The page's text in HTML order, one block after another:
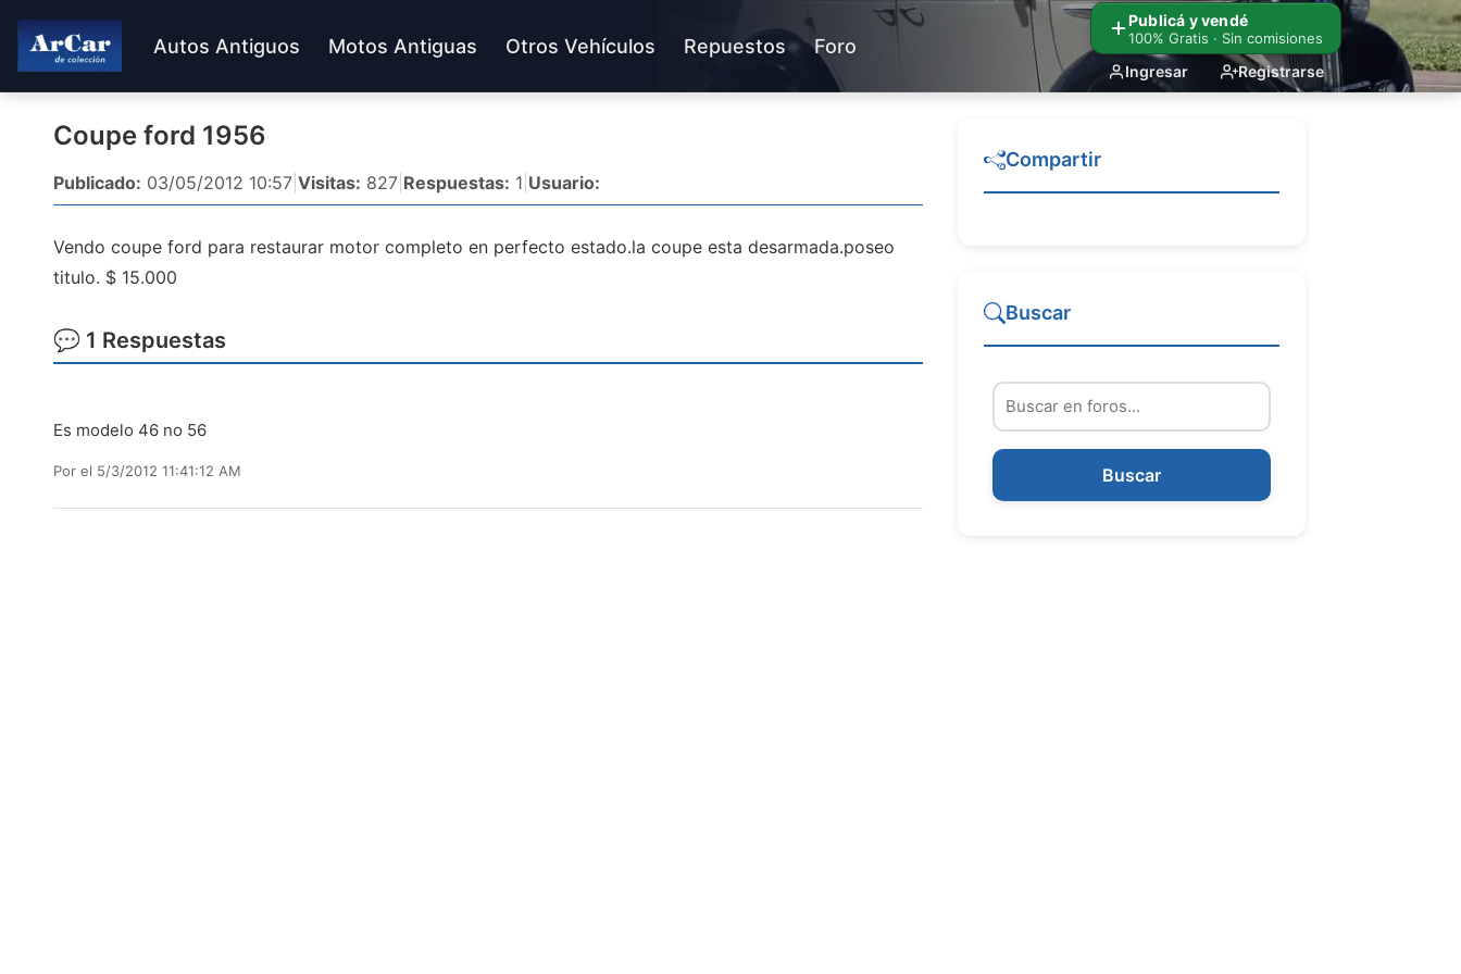
Publicá y vendé
100% Gratis · Sin comisiones
Ingresar Registrarse
Autos Antiguos Motos Antiguas Otros Vehículos Repuestos Foro
Coupe ford 1956
Publicado: 03/05/2012 10:57 Visitas: 827 Respuestas: 1 Usuario:
Vendo coupe ford para restaurar motor completo en perfecto estado.la coupe esta desarmada.poseo
titulo. $ 15.000
💬 1 Respuestas
Es modelo 46 no 56
Por el 5/3/2012 11:41:12 AM
Compartir
Buscar
Buscar